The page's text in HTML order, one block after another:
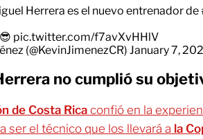
Herrera es el nuevo entrenador de
pic.twitter.com/f7avXvHHlV
(@KevinJimenezCR) January 7,
no cumplió su
de Costa Rica confió en la
ser el técnico que los llevará a la